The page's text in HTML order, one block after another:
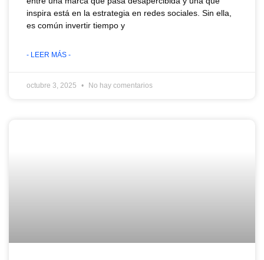
inspira está en la estrategia en redes sociales. Sin ella,
es común invertir tiempo y
- LEER MÁS -
octubre 3, 2025 No hay comentarios